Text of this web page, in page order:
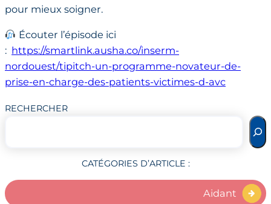
pour mieux soigner.
Écouter l’épisode ici
: https://smartlink.ausha.co/inserm-
nordouest/tipitch-un-programme-novateur-de-
prise-en-charge-des-patients-victimes-d-avc
RECHERCHER
CATÉGORIES D’ARTICLE :
Aidant